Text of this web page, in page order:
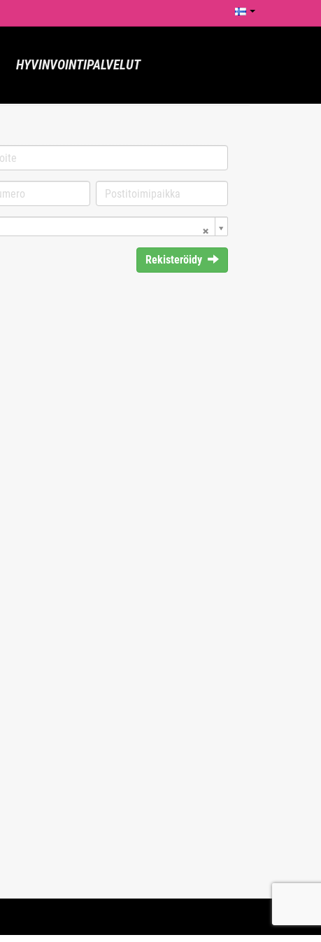
HYVINVOINTIPALVELUT
Rekisteröidy